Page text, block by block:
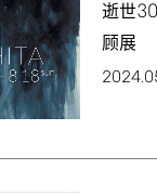
逝世30
顾展